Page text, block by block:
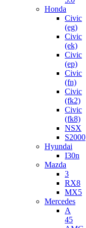
Honda
Civic
(eg)
Civic
(ek)
Civic
(ep)
Civic
(fn)
Civic
(fk2)
Civic
(fk8)
NSX
S2000
Hyundai
I30n
Mazda
3
RX8
MX5
Mercedes
A
45